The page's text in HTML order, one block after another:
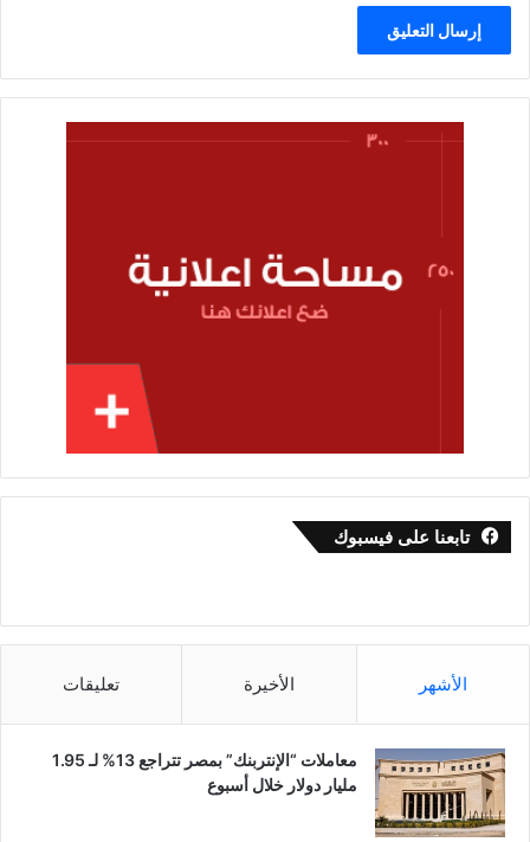
تابعنا على فيسبوك
الأشهر الأخيرة تعليقات
معاملات “الإنتربنك” بمصر تتراجع 13% لـ 1.95
مليار دولار خلال أسبوع